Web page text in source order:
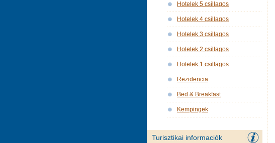
Hotelek 5 csillagos
Hotelek 4 csillagos
Hotelek 3 csillagos
Hotelek 2 csillagos
Hotelek 1 csillagos
Rezidencia
Bed & Breakfast
Kempingek
Turisztikai informaciók